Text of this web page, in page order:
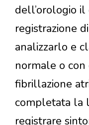
dell’orologio
registrazione
analizzarlo e
normale o
fibrillazione
completata la
registrare